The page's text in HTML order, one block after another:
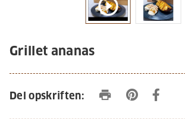
play_circle_outline
Grillet ananas
Del opskriften: print